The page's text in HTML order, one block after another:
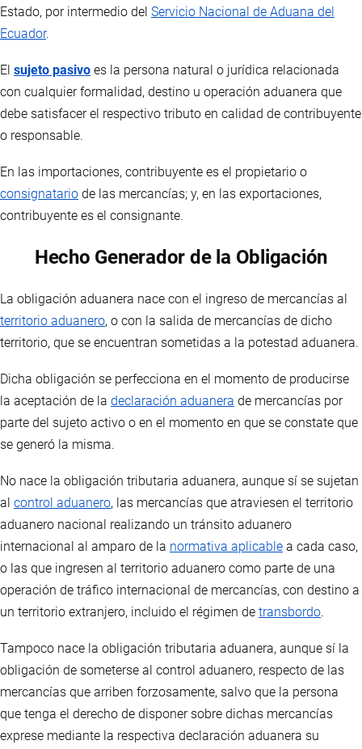
Estado, por intermedio del Servicio Nacional de Aduana del
Ecuador.
El sujeto pasivo es la persona natural o jurídica relacionada
con cualquier formalidad, destino u operación aduanera que
debe satisfacer el respectivo tributo en calidad de contribuyente
o responsable.
En las importaciones, contribuyente es el propietario o
consignatario de las mercancías; y, en las exportaciones,
contribuyente es el consignante.
Hecho Generador de la Obligación
La obligación aduanera nace con el ingreso de mercancías al
territorio aduanero, o con la salida de mercancías de dicho
territorio, que se encuentran sometidas a la potestad aduanera.
Dicha obligación se perfecciona en el momento de producirse
la aceptación de la declaración aduanera de mercancías por
parte del sujeto activo o en el momento en que se constate que
se generó la misma.
No nace la obligación tributaria aduanera, aunque sí se sujetan
al control aduanero, las mercancías que atraviesen el territorio
aduanero nacional realizando un tránsito aduanero
internacional al amparo de la normativa aplicable a cada caso,
o las que ingresen al territorio aduanero como parte de una
operación de tráfico internacional de mercancías, con destino a
un territorio extranjero, incluido el régimen de transbordo.
Tampoco nace la obligación tributaria aduanera, aunque sí la
obligación de someterse al control aduanero, respecto de las
mercancías que arriben forzosamente, salvo que la persona
que tenga el derecho de disponer sobre dichas mercancías
exprese mediante la respectiva declaración aduanera su